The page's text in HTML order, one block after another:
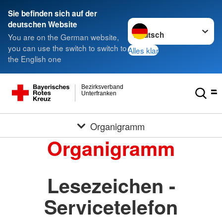
Sie befinden sich auf der
deutschen Website
You are on the German website,
you can use the switch to switch to
the English one
Sprache wechseln zu
Alles klar
Unterfranken
Bezirksverband
Organigramm
Organigramm
Lesezeichen -
Servicetelefon